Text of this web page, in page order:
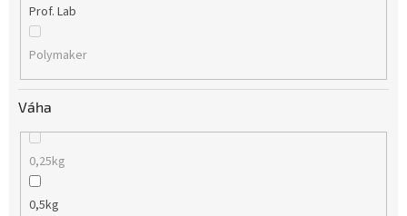
Prof. Lab
Polymaker
Váha
0,25kg
0,5kg